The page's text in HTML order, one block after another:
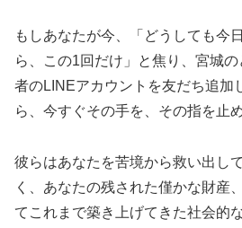
もしあなたが今、「どうしても今
ら、この1回だけ」と焦り、宮城
者のLINEアカウントを友だち追加
ら、今すぐその手を、その指を止
彼らはあなたを苦境から救い出し
く、あなたの残された僅かな財産
てこれまで築き上げてきた社会的